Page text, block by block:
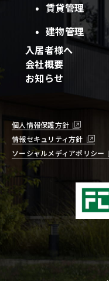
賃貸管理
建物管理
入居者様へ
会社概要
お知らせ
個人情報保護方針
ソーシャルメディアポリシー
情報セキュリティ方針